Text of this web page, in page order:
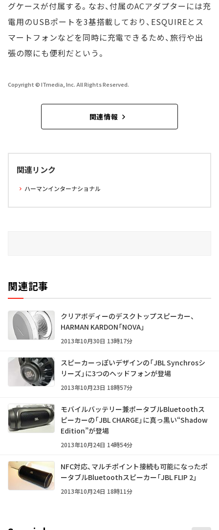
グケースが付属する。なお、付属のACアダプターには充
電用のUSBポートを3基搭載しており、ESQUIREとス
マートフォンなどを同時に充電できるため、旅行や出
張の際にも便利だという。
Copyright © ITmedia, Inc. All Rights Reserved.
関連情報
関連リンク
ハーマンインターナショナル
関連記事
クリアボディーのデスクトップスピーカー、
HARMAN KARDON「NOVA」
2013年10月30日 13時17分
スピーカーっぽいデザインの「JBL Synchrosシ
リーズ」に3つのヘッドフォンが登場
2013年10月23日 18時57分
モバイルバッテリー兼ポータブルBluetoothス
ピーカーの「JBL CHARGE」に真っ黒い“Shadow
Edition”が登場
2013年10月24日 14時54分
NFC対応、マルチポイント接続も可能になったポ
ータブルBluetoothスピーカー「JBL FLIP 2」
2013年10月24日 18時11分